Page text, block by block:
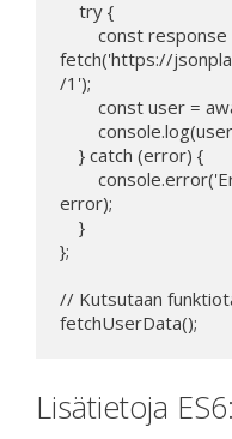
fetch('https://
/1');
error);
};
// Kutsutaan
fetchUserData();
Lisätietoja